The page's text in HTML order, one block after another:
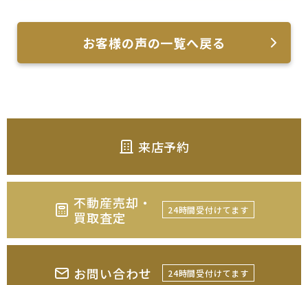
お客様の声の一覧へ戻る
来店予約
不動産売却・
買取査定
24時間受付けてます
お問い合わせ 24時間受付けてます